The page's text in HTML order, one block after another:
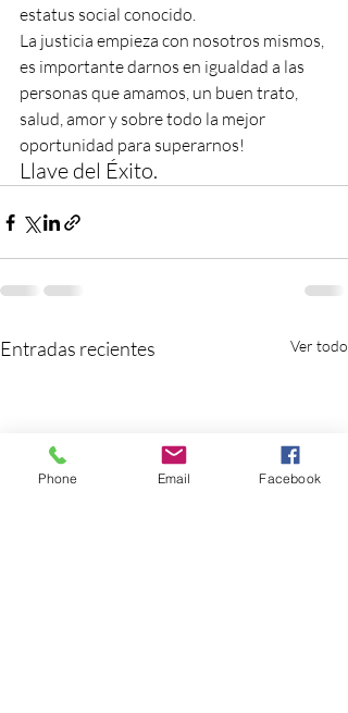
estatus social conocido.
La justicia empieza con nosotros mismos,
es importante darnos en igualdad a las
personas que amamos, un buen trato,
salud, amor y sobre todo la mejor
oportunidad para superarnos!
Llave del Éxito.
Entradas recientes Ver todo
Phone Email Facebook